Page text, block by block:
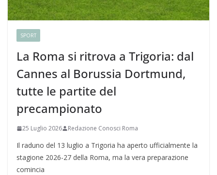
SPORT
La Roma si ritrova a Trigoria: dal
Cannes al Borussia Dortmund,
tutte le partite del
precampionato
25 Luglio 2026 Redazione Conosci Roma
Il raduno del 13 luglio a Trigoria ha aperto ufficialmente la
stagione 2026-27 della Roma, ma la vera preparazione
comincia